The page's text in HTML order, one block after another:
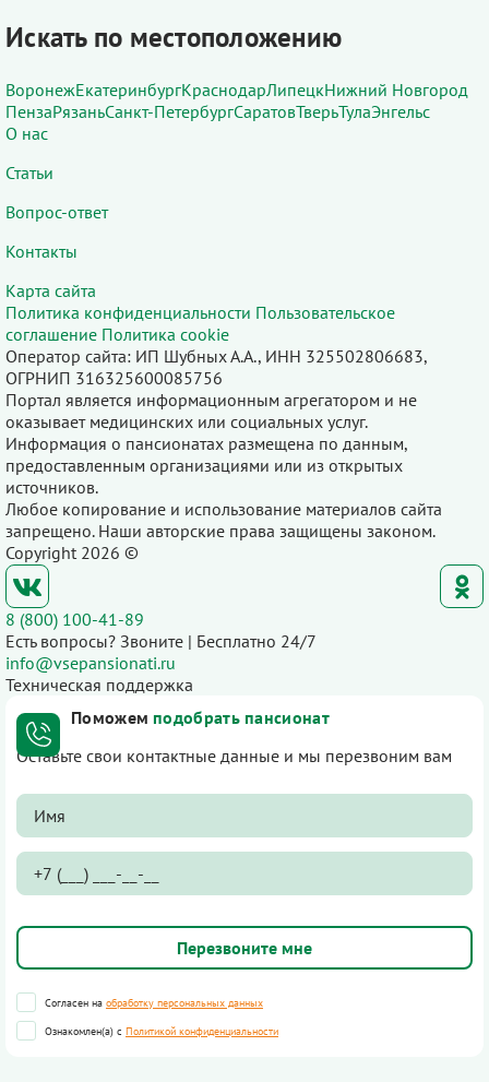
Искать по местоположению
ВоронежЕкатеринбургКраснодарЛипецкНижний Новгород
ПензаРязаньСанкт-ПетербургСаратовТверьТулаЭнгельс
О нас
Статьи
Вопрос-ответ
Контакты
Карта сайта
Политика конфиденциальности Пользовательское
соглашение Политика cookie
Оператор сайта: ИП Шубных А.А., ИНН 325502806683,
ОГРНИП 316325600085756
Портал является информационным агрегатором и не
оказывает медицинских или социальных услуг.
Информация о пансионатах размещена по данным,
предоставленным организациями или из открытых
источников.
Любое копирование и использование материалов сайта
запрещено. Наши авторские права защищены законом.
Copyright 2026 ©
8 (800) 100-41-89
Есть вопросы? Звоните | Бесплатно 24/7
info@vsepansionati.ru
Техническая поддержка
Поможем подобрать пансионат
Оставьте свои контактные данные и мы перезвоним вам
Согласен на обработку персональных данных
Ознакомлен(а) с Политикой конфиденциальности